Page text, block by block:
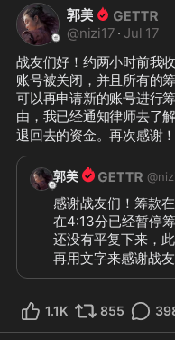
郭美
@nizi17 · Jul 17
战友们好！约两小时前我
账号被关闭，并且所有的
可以再申请新的账号进行
由，我已经通知律师去了
退回去的资金。再次感谢
郭美 @
感谢战友们！筹款
在4:13分已经暂停
还没有平复下来，
再用文字来感谢战
1.1K 855